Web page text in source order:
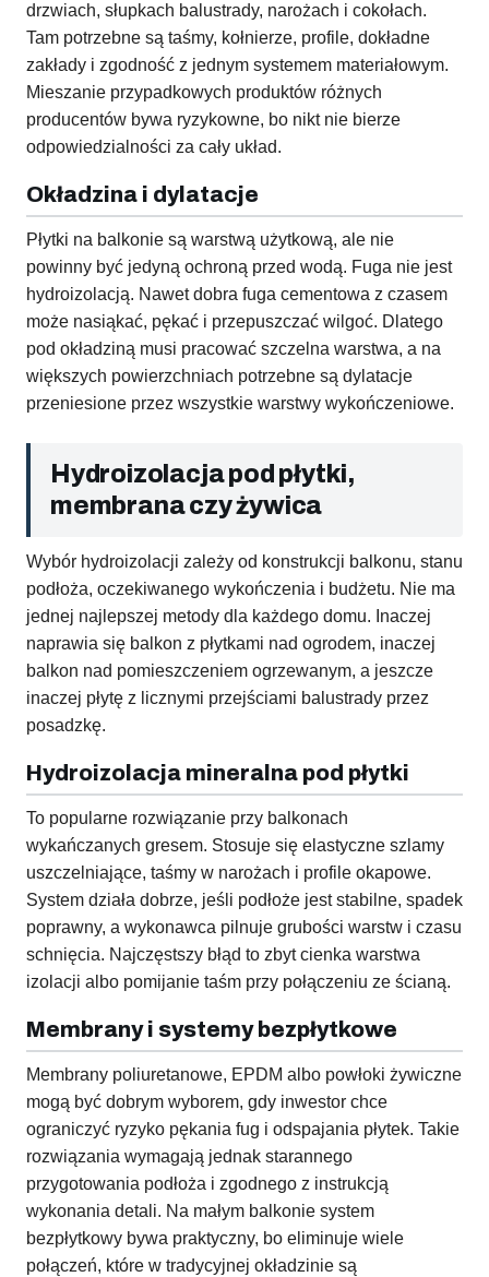
drzwiach, słupkach balustrady, narożach i cokołach.
Tam potrzebne są taśmy, kołnierze, profile, dokładne
zakłady i zgodność z jednym systemem materiałowym.
Mieszanie przypadkowych produktów różnych
producentów bywa ryzykowne, bo nikt nie bierze
odpowiedzialności za cały układ.
Okładzina i dylatacje
Płytki na balkonie są warstwą użytkową, ale nie
powinny być jedyną ochroną przed wodą. Fuga nie jest
hydroizolacją. Nawet dobra fuga cementowa z czasem
może nasiąkać, pękać i przepuszczać wilgoć. Dlatego
pod okładziną musi pracować szczelna warstwa, a na
większych powierzchniach potrzebne są dylatacje
przeniesione przez wszystkie warstwy wykończeniowe.
Hydroizolacja pod płytki,
membrana czy żywica
Wybór hydroizolacji zależy od konstrukcji balkonu, stanu
podłoża, oczekiwanego wykończenia i budżetu. Nie ma
jednej najlepszej metody dla każdego domu. Inaczej
naprawia się balkon z płytkami nad ogrodem, inaczej
balkon nad pomieszczeniem ogrzewanym, a jeszcze
inaczej płytę z licznymi przejściami balustrady przez
posadzkę.
Hydroizolacja mineralna pod płytki
To popularne rozwiązanie przy balkonach
wykańczanych gresem. Stosuje się elastyczne szlamy
uszczelniające, taśmy w narożach i profile okapowe.
System działa dobrze, jeśli podłoże jest stabilne, spadek
poprawny, a wykonawca pilnuje grubości warstw i czasu
schnięcia. Najczęstszy błąd to zbyt cienka warstwa
izolacji albo pomijanie taśm przy połączeniu ze ścianą.
Membrany i systemy bezpłytkowe
Membrany poliuretanowe, EPDM albo powłoki żywiczne
mogą być dobrym wyborem, gdy inwestor chce
ograniczyć ryzyko pękania fug i odspajania płytek. Takie
rozwiązania wymagają jednak starannego
przygotowania podłoża i zgodnego z instrukcją
wykonania detali. Na małym balkonie system
bezpłytkowy bywa praktyczny, bo eliminuje wiele
połączeń, które w tradycyjnej okładzinie są